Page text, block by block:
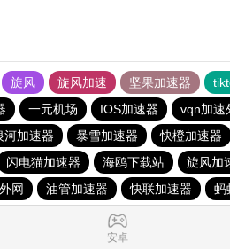
旋风 旋风加速 坚果加速器
一元机场 IOS加速器 vqn加速
河加速器 暴雪加速器 快橙加速器
闪电猫加速器 海鸥下载站 旋风加
网 油管加速器 快联加速器 蚂
安卓